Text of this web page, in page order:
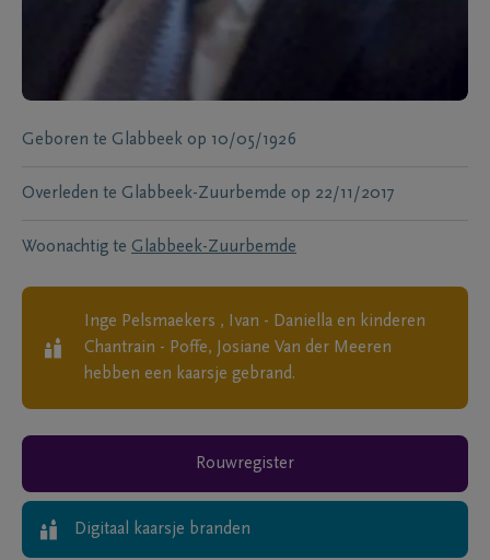
Geboren te Glabbeek op 10/05/1926
Overleden te Glabbeek-Zuurbemde op 22/11/2017
Woonachtig te Glabbeek-Zuurbemde
Inge Pelsmaekers , Ivan - Daniella en kinderen
Chantrain - Poffe, Josiane Van der Meeren
hebben een kaarsje gebrand.
Rouwregister
Digitaal kaarsje branden